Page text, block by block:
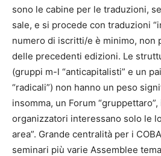
sono le cabine per le traduzioni,
sale, e si procede con traduzioni
numero di iscritti/e è minimo, non
delle precedenti edizioni. Le
(gruppi m-l “anticapitalisti” e un
“radicali”) non hanno un peso
insomma, un Forum
organizzatori interessano solo le
area”. Grande centralità per i
seminari più varie Assemblee